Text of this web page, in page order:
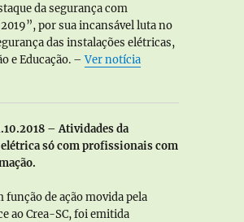
da segurança com
por sua incansável luta no
das instalações elétricas,
e Educação. –Ver notícia
– Atividades da
só com profissionais com
função de ação movida pela
ao Crea-SC, foi emitida